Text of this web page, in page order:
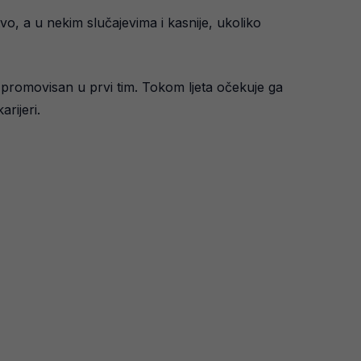
a u nekim slučajevima i kasnije, ukoliko
u prvi tim. Tokom ljeta očekuje ga